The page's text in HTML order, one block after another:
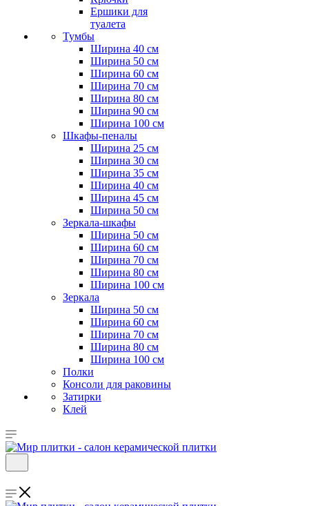
Ершики для
туалета
Тумбы
Ширина 40 см
Ширина 50 см
Ширина 60 см
Ширина 70 см
Ширина 80 см
Ширина 90 см
Ширина 100 см
Шкафы-пеналы
Ширина 25 см
Ширина 30 см
Ширина 35 см
Ширина 40 см
Ширина 45 см
Ширина 50 см
Зеркала-шкафы
Ширина 50 см
Ширина 60 см
Ширина 70 см
Ширина 80 см
Ширина 100 см
Зеркала
Ширина 50 см
Ширина 60 см
Ширина 70 см
Ширина 80 см
Ширина 100 см
Полки
Консоли для раковины
Затирки
Клей